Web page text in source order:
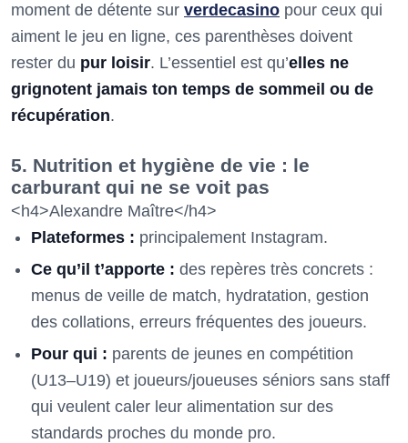
moment de détente sur verdecasino pour ceux qui
aiment le jeu en ligne, ces parenthèses doivent
rester du pur loisir. L’essentiel est qu’elles ne
grignotent jamais ton temps de sommeil ou de
récupération.
5. Nutrition et hygiène de vie : le
carburant qui ne se voit pas
<h4>Alexandre Maître</h4>
Plateformes : principalement Instagram.
Ce qu’il t’apporte : des repères très concrets :
menus de veille de match, hydratation, gestion
des collations, erreurs fréquentes des joueurs.
Pour qui : parents de jeunes en compétition
(U13–U19) et joueurs/joueuses séniors sans staff
qui veulent caler leur alimentation sur des
standards proches du monde pro.